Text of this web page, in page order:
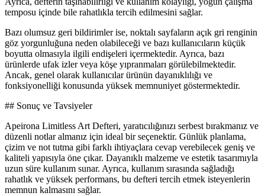
temposu içinde bile rahatlıkla tercih edilmesini sağlar.
Bazı olumsuz geri bildirimler ise, noktalı sayfaların açık gri renginin
göz yorgunluğuna neden olabileceği ve bazı kullanıcıların küçük
boyutta olmasıyla ilgili endişeleri içermektedir. Ayrıca, bazı
ürünlerde ufak izler veya köşe yıpranmaları görülebilmektedir.
Ancak, genel olarak kullanıcılar ürünün dayanıklılığı ve
fonksiyonelliği konusunda yüksek memnuniyet göstermektedir.
## Sonuç ve Tavsiyeler
Apeirona Limitless Art Defteri, yaratıcılığınızı serbest bırakmanız ve
düzenli notlar almanız için ideal bir seçenektir. Günlük planlama,
çizim ve not tutma gibi farklı ihtiyaçlara cevap verebilecek geniş ve
kaliteli yapısıyla öne çıkar. Dayanıklı malzeme ve estetik tasarımıyla
uzun süre kullanım sunar. Ayrıca, kullanım sırasında sağladığı
rahatlık ve yüksek performans, bu defteri tercih etmek isteyenlerin
memnun kalmasını sağlar.